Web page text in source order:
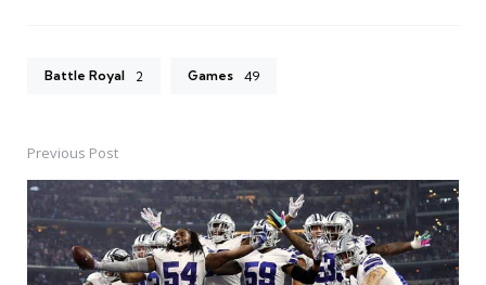
Battle Royal 2 Games 49
Post
navigation
Previous Post